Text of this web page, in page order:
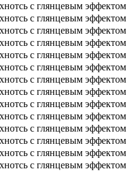
с глянцевым эффектом
с глянцевым эффектом
с глянцевым эффектом
с глянцевым эффектом
с глянцевым эффектом
с глянцевым эффектом
с глянцевым эффектом
с глянцевым эффектом
с глянцевым эффектом
с глянцевым эффектом
с глянцевым эффектом
с глянцевым эффектом
с глянцевым эффектом
с глянцевым эффектом